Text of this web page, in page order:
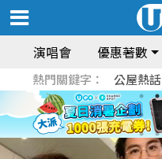
演唱會 優惠著數
熱門關鍵字： 公屋熱話